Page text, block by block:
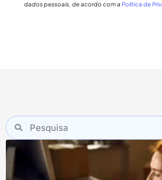
dados pessoais, de acordo com a Política de